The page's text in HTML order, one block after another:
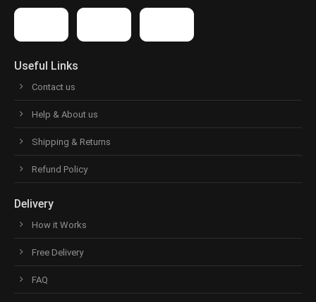
Useful Links
Contact us
Help & About us
Shipping & Returns
Refund Policy
Delivery
How it Works
Free Delivery
FAQ